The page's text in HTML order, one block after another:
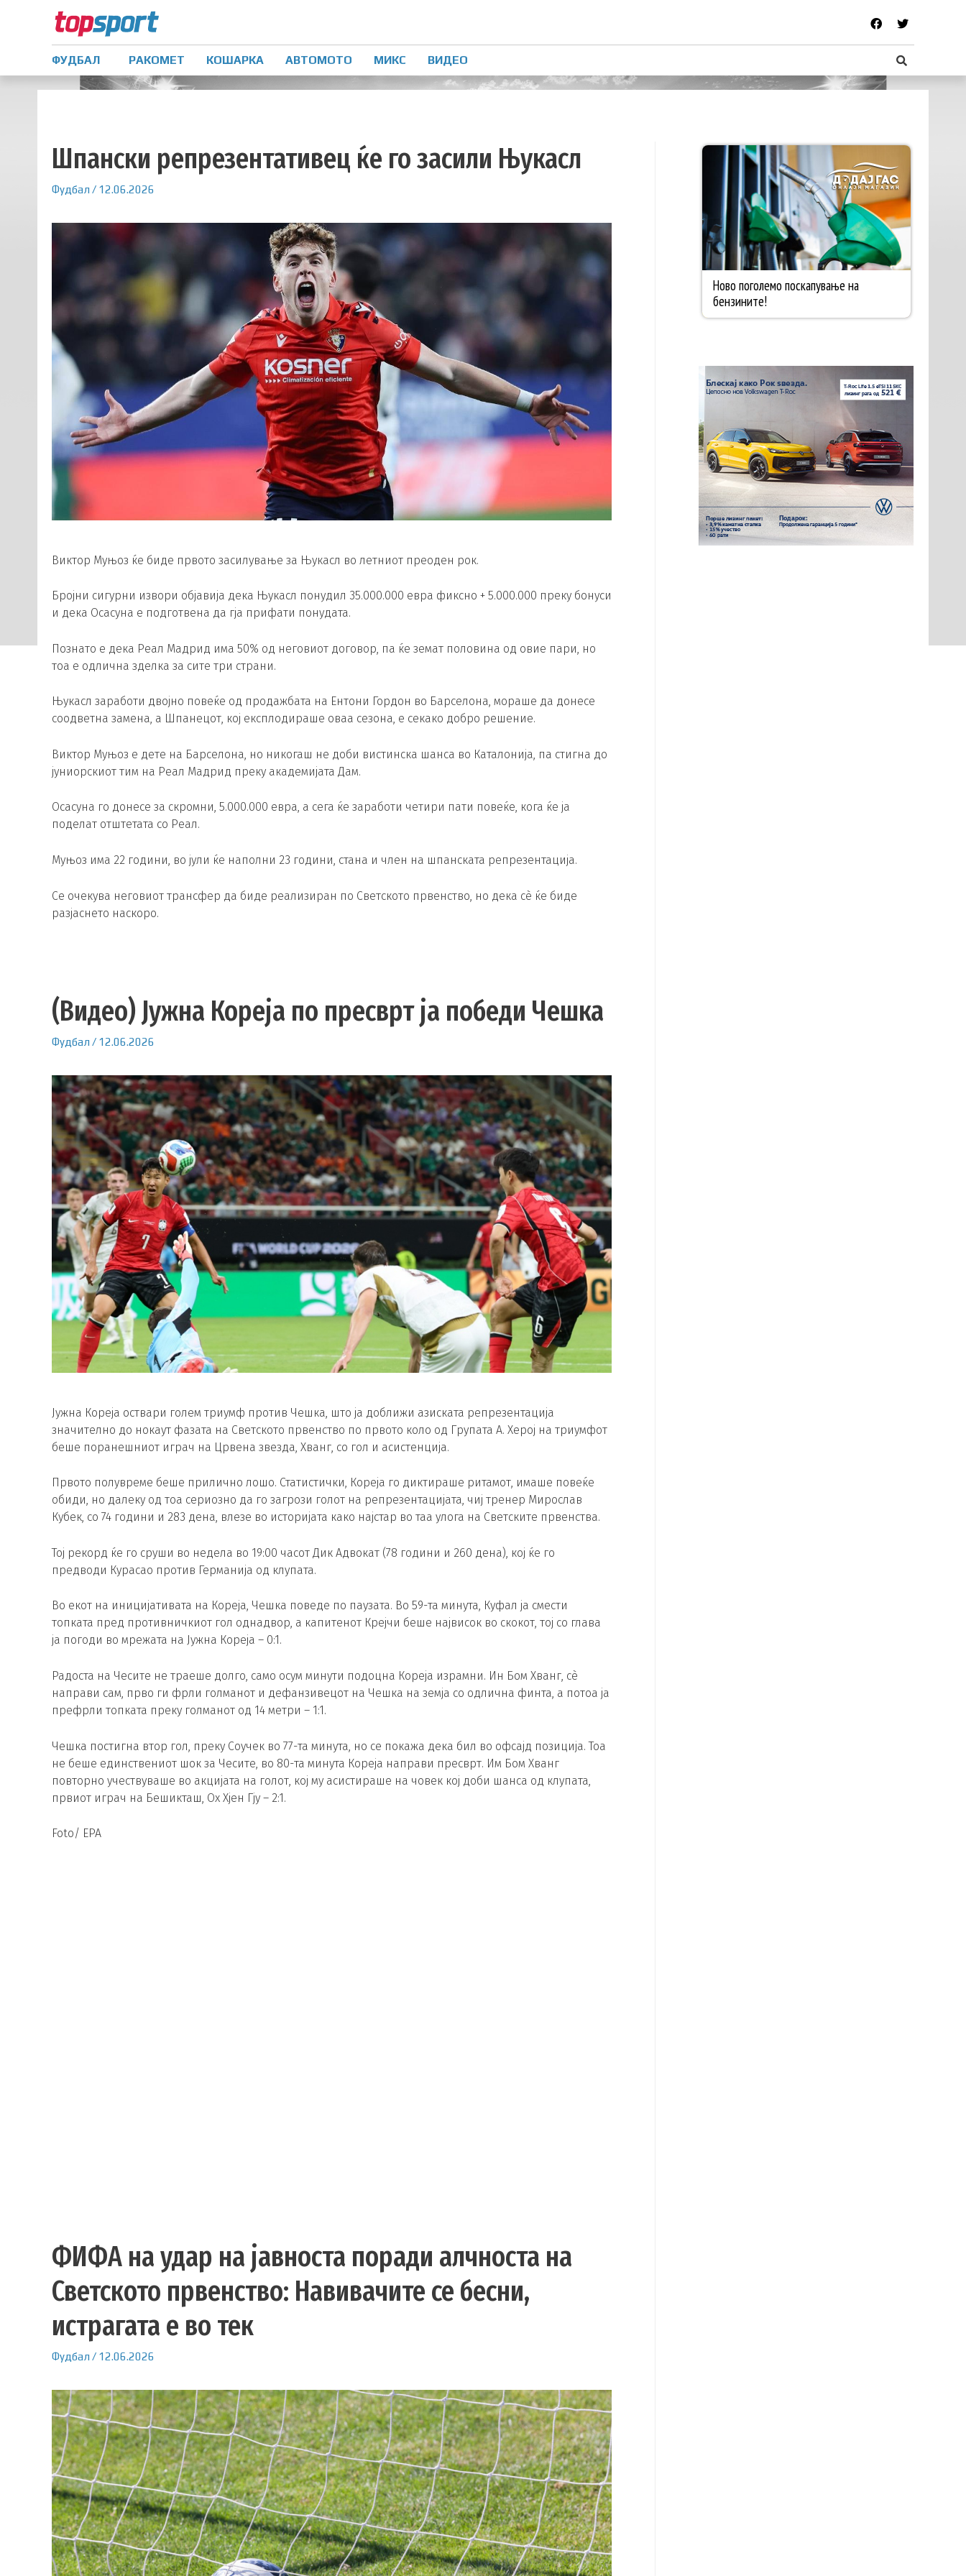
ФУДБАЛ РАКОМЕТ КОШАРКА АВТОМОТО МИКС ВИДЕО
Шпански репрезентативец ќе го засили Њукасл
Фудбал / 12.06.2026
Виктор Муњоз ќе биде првото засилување за Њукасл во летниот преоден рок.
Бројни сигурни извори објавија дека Њукасл понудил 35.000.000 евра фиксно + 5.000.000 преку бонуси
и дека Осасуна е подготвена да гја прифати понудата.
Познато е дека Реал Мадрид има 50% од неговиот договор, па ќе земат половина од овие пари, но
тоа е одлична зделка за сите три страни.
Њукасл заработи двојно повеќе од продажбата на Ентони Гордон во Барселона, мораше да донесе
соодветна замена, а Шпанецот, кој експлодираше оваа сезона, е секако добро решение.
Виктор Муњоз е дете на Барселона, но никогаш не доби вистинска шанса во Каталонија, па стигна до
јуниорскиот тим на Реал Мадрид преку академијата Дам.
Осасуна го донесе за скромни, 5.000.000 евра, а сега ќе заработи четири пати повеќе, кога ќе ја
поделат отштетата со Реал.
Муњоз има 22 години, во јули ќе наполни 23 години, стана и член на шпанската репрезентација.
Се очекува неговиот трансфер да биде реализиран по Светското првенство, но дека сè ќе биде
разјаснето наскоро.
(Видео) Јужна Кореја по пресврт ја победи Чешка
Фудбал / 12.06.2026
Јужна Кореја оствари голем триумф против Чешка, што ја доближи азиската репрезентација
значително до нокаут фазата на Светското првенство по првото коло од Групата А. Херој на триумфот
беше поранешниот играч на Црвена звезда, Хванг, со гол и асистенција.
Првото полувреме беше прилично лошо. Статистички, Кореја го диктираше ритамот, имаше повеќе
обиди, но далеку од тоа сериозно да го загрози голот на репрезентацијата, чиј тренер Мирослав
Кубек, со 74 години и 283 дена, влезе во историјата како најстар во таа улога на Светските првенства.
Тој рекорд ќе го сруши во недела во 19:00 часот Дик Адвокат (78 години и 260 дена), кој ќе го
предводи Курасао против Германија од клупата.
Во екот на иницијативата на Кореја, Чешка поведе по паузата. Во 59-та минута, Куфал ја смести
топката пред противничкиот гол однадвор, а капитенот Крејчи беше највисок во скокот, тој со глава
ја погоди во мрежата на Јужна Кореја – 0:1.
Радоста на Чесите не траеше долго, само осум минути подоцна Кореја израмни. Ин Бом Хванг, сè
направи сам, прво ги фрли голманот и дефанзивецот на Чешка на земја со одлична финта, а потоа ја
префрли топката преку голманот од 14 метри – 1:1.
Чешка постигна втор гол, преку Соучек во 77-та минута, но се покажа дека бил во офсајд позиција. Тоа
не беше единствениот шок за Чесите, во 80-та минута Кореја направи пресврт. Им Бом Хванг
повторно учествуваше во акцијата на голот, кој му асистираше на човек кој доби шанса од клупата,
првиот играч на Бешикташ, Ох Хјен Гју – 2:1.
Foto/ EPA
ФИФА на удар на јавноста поради алчноста на
Светското првенство: Навивачите се бесни,
истрагата е во тек
Фудбал / 12.06.2026